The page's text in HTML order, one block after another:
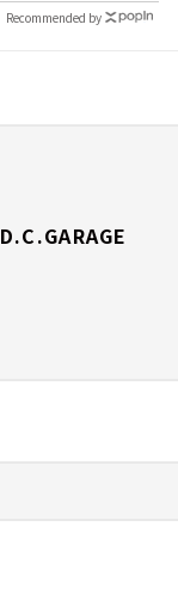
Recommended by